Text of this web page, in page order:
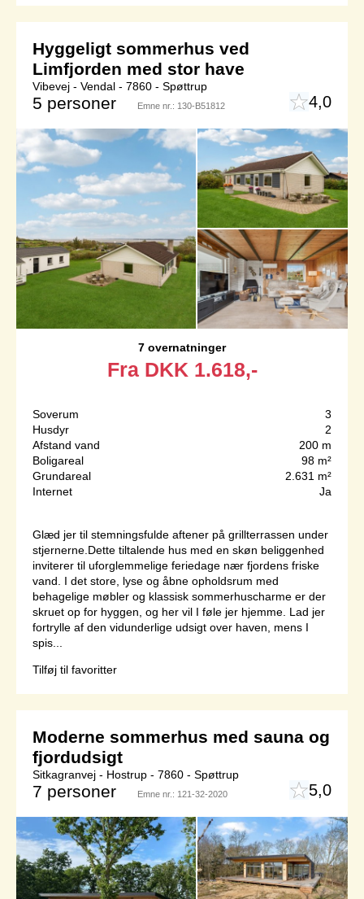
Hyggeligt sommerhus ved
Limfjorden med stor have
Vibevej - Vendal - 7860 - Spøttrup
5 personer Emne nr.: 130-B51812 4,0
7 overnatninger
Fra DKK 1.618,-
Soverum
3
Husdyr
2
Afstand vand
200 m
Boligareal
98 m²
Grundareal
2.631 m²
Internet
Ja
Glæd jer til stemningsfulde aftener på grillterrassen under
stjernerne.Dette tiltalende hus med en skøn beliggenhed
inviterer til uforglemmelige feriedage nær fjordens friske
vand. I det store, lyse og åbne opholdsrum med
behagelige møbler og klassisk sommerhuscharme er der
skruet op for hyggen, og her vil I føle jer hjemme. Lad jer
fortrylle af den vidunderlige udsigt over haven, mens I
spis...
Tilføj til favoritter
Moderne sommerhus med sauna og
fjordudsigt
Sitkagranvej - Hostrup - 7860 - Spøttrup
7 personer Emne nr.: 121-32-2020 5,0